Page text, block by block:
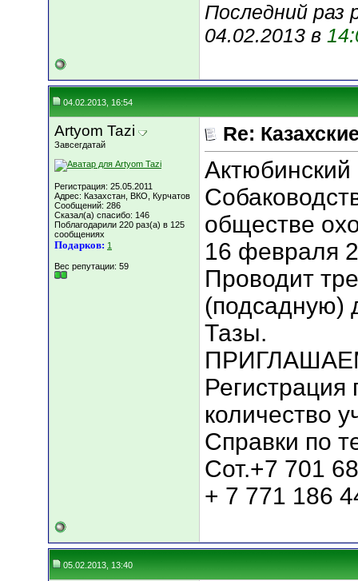
Последний раз
04.02.2013 в
04.02.2013, 16:54
Artyom Tazi
Завсегдатай
Регистрация: 25.05.2011
Адрес: Казахстан, ВКО, Курчатов
Сообщений: 286
Сказал(а) спасибо: 146
Поблагодарили 220 раз(а) в 125
сообщениях
Подарков: 1
Вес репутации: 59
Re:
Актюбинский
обществе
16 февраля
Проводит
(подсадную)
Тазы.
количество
Справки по
Сот.+7 701
+ 7 771 186
05.02.2013, 13:40